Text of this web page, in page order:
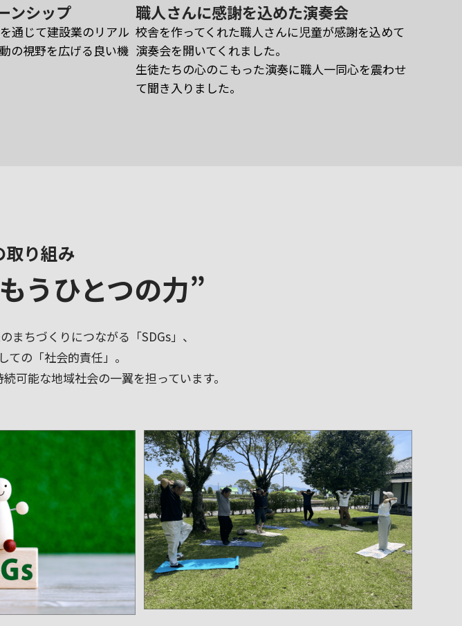
ンシップ
通じて建設業のリアル
の視野を広げる良い機
職人さんに感謝を込めた演奏会
校舎を作ってくれた職人さんに児童が感謝を込めて
演奏会を開いてくれました。
生徒たちの心のこもった演奏に職人一同心を震わせ
て聞き入りました。
取り組み
うひとつの力”
ちづくりにつながる「SDGs」、
の「社会的責任」。
可能な地域社会の一翼を担っています。